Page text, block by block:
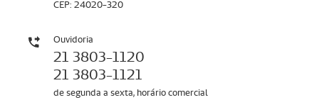
CEP: 24020-320
Ouvidoria
21 3803-1120
21 3803-1121
de segunda a sexta, horário comercial